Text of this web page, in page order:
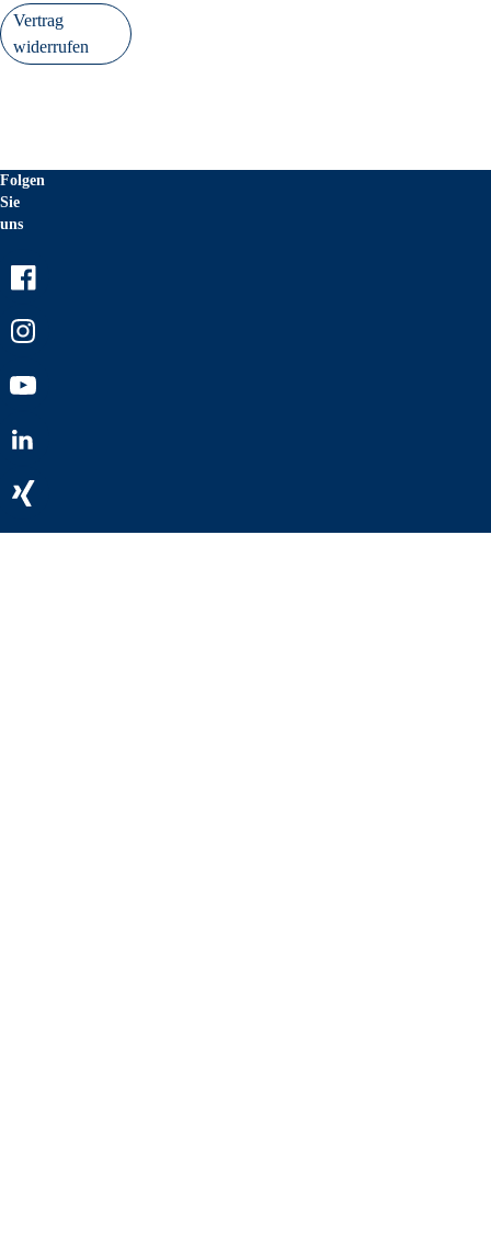
Vertrag
widerrufen
Folgen
Sie
uns
Youtube